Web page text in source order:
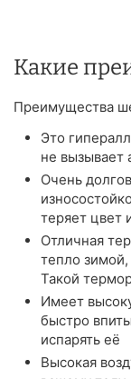
Какие
Преимущества
Это
не вызывает
Очень
теряет цвет
Отличная
тепло
Такой
Имеет
быстро
испарять её
Высокая